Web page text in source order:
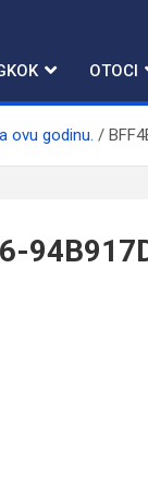
OTOCI
ovu godinu.